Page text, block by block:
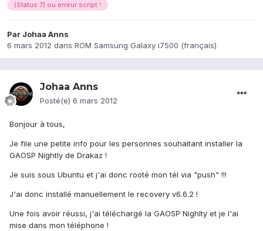
(Status 7) ou erreur script !
Par Johaa Anns
6 mars 2012 dans ROM Samsung Galaxy i7500 (français)
Johaa Anns
Posté(e) 6 mars 2012
Bonjour à tous,
Je file une petite info pour les personnes souhaitant installer la
GAOSP Nightly de Drakaz !
Je suis sous Ubuntu et j'ai donc rooté mon tél via "push" !!!
J'ai donc installé manuellement le recovery v6.6.2 !
Une fois avoir réussi, j'ai téléchargé la GAOSP Nighlty et je l'ai
mise dans mon téléphone !